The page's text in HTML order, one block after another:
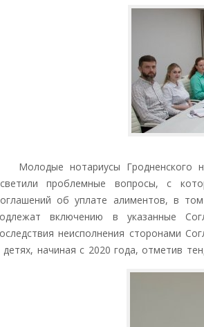
Молодые нотариусы Гродненского
проблемные вопросы, с
об уплате алиментов, в
включению в указанные
неисполнения сторонами
детях, начиная с 2020 года, отметив